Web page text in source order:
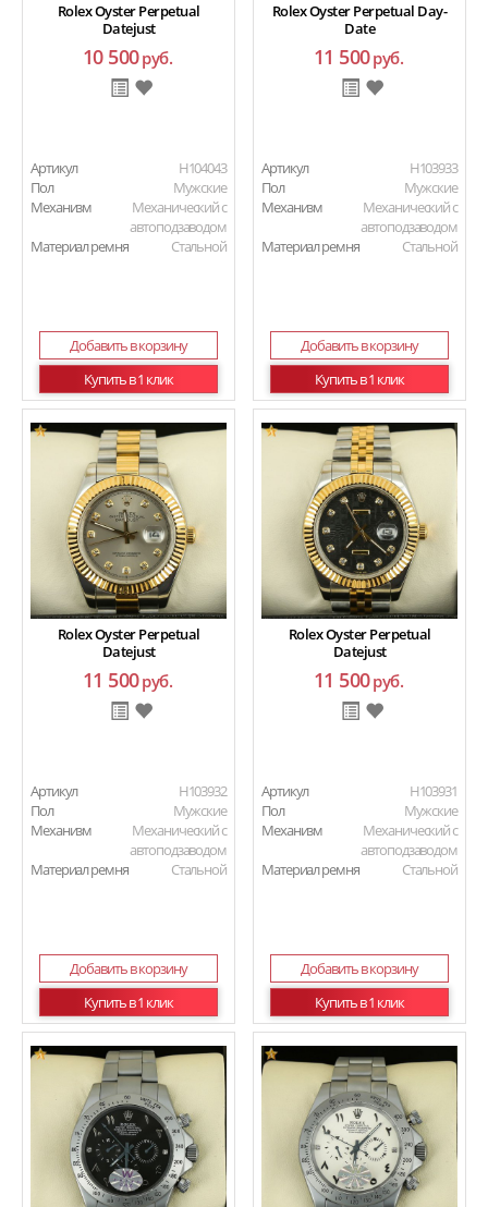
Rolex Oyster Perpetual
Datejust
10 500руб.
Артикул
H104043
Пол
Мужские
Механизм
Механический с
автоподзаводом
Материал ремня
Стальной
Добавить в корзину
Купить в 1 клик
Rolex Oyster Perpetual Day-
Date
11 500руб.
Артикул
H103933
Пол
Мужские
Механизм
Механический с
автоподзаводом
Материал ремня
Стальной
Добавить в корзину
Купить в 1 клик
Rolex Oyster Perpetual
Datejust
11 500руб.
Артикул
H103932
Пол
Мужские
Механизм
Механический с
автоподзаводом
Материал ремня
Стальной
Добавить в корзину
Купить в 1 клик
Rolex Oyster Perpetual
Datejust
11 500руб.
Артикул
H103931
Пол
Мужские
Механизм
Механический с
автоподзаводом
Материал ремня
Стальной
Добавить в корзину
Купить в 1 клик